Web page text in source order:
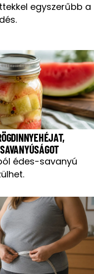
egyszerűbb a
édes-savanyú